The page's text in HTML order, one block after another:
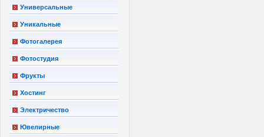
Универсальные
Уникальные
Фотогалерея
Фотостудия
Фрукты
Хостинг
Электричество
Ювелирные